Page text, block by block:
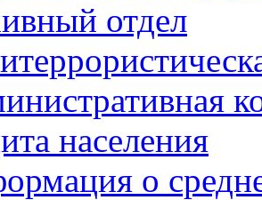
отдел
населения
о